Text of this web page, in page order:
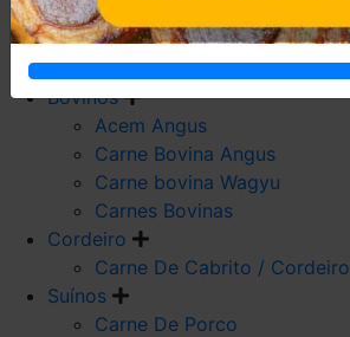
Carne De Frango
Carne De Galeto
Codorna
Bovinos
Acem Angus
Carne Bovina Angus
Carne bovina Wagyu
Carnes Bovinas
Cordeiro
Carne De Cabrito / Cordeiro
Suínos
Carne De Porco